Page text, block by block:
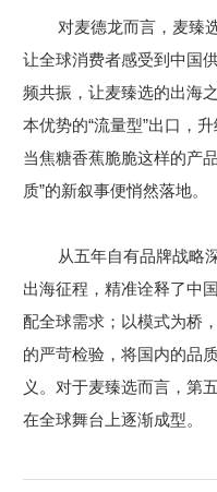
对麦德龙而言，麦臻
让全球消费者感受到中国
频共振，让麦臻选的出海
本优势的“流量型”出口，
当焦糖香蕉脆脆这样的产
质”的新叙事便悄然落地。
从五年自有品牌战略
出海征程，精准诠释了中
配全球需求；以模式为桥
的严苛检验，将国内的品
义。对于麦臻选而言，第
在全球舞台上逐渐成型。